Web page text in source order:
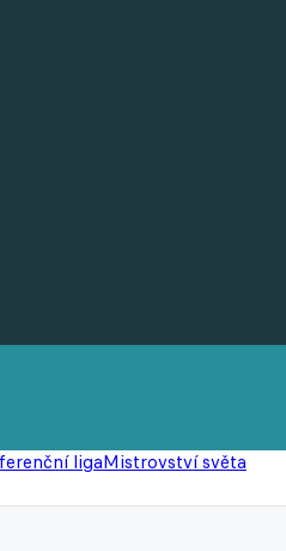
ligaMistrovství světa